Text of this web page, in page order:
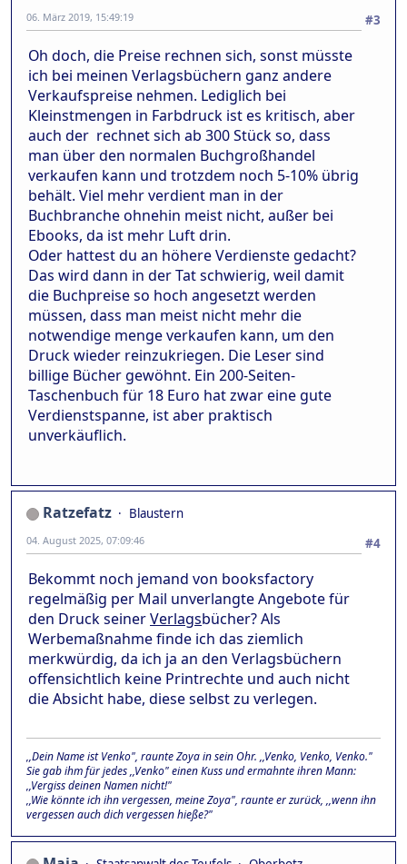
#3
06. März 2019, 15:49:19
Oh doch, die Preise rechnen sich, sonst müsste
ich bei meinen Verlagsbüchern ganz andere
Verkaufspreise nehmen. Lediglich bei
Kleinstmengen in Farbdruck ist es kritisch, aber
auch der rechnet sich ab 300 Stück so, dass
man über den normalen Buchgroßhandel
verkaufen kann und trotzdem noch 5-10% übrig
behält. Viel mehr verdient man in der
Buchbranche ohnehin meist nicht, außer bei
Ebooks, da ist mehr Luft drin.
Oder hattest du an höhere Verdienste gedacht?
Das wird dann in der Tat schwierig, weil damit
die Buchpreise so hoch angesetzt werden
müssen, dass man meist nicht mehr die
notwendige menge verkaufen kann, um den
Druck wieder reinzukriegen. Die Leser sind
billige Bücher gewöhnt. Ein 200-Seiten-
Taschenbuch für 18 Euro hat zwar eine gute
Verdienstspanne, ist aber praktisch
unverkäuflich.
Ratzefatz
Blaustern
#4
04. August 2025, 07:09:46
Bekommt noch jemand von booksfactory
regelmäßig per Mail unverlangte Angebote für
den Druck seinerVerlagsbücher? Als
Werbemaßnahme finde ich das ziemlich
merkwürdig, da ich ja an den Verlagsbüchern
offensichtlich keine Printrechte und auch nicht
die Absicht habe, diese selbst zu verlegen.
,,Dein Name ist Venko", raunte Zoya in sein Ohr. ,,Venko, Venko, Venko."
Sie gab ihm für jedes ,,Venko" einen Kuss und ermahnte ihren Mann:
,,Vergiss deinen Namen nicht!"
,,Wie könnte ich ihn vergessen, meine Zoya", raunte er zurück, ,,wenn ihn
vergessen auch dich vergessen hieße?"